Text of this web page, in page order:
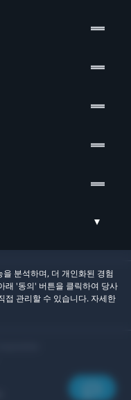
분석하며, 더 개인화된 경험
래 '동의' 버튼을 클릭하여 당사
접 관리할 수 있습니다. 자세한